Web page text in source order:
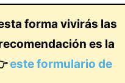
forma vivirás las
es la
este formulario de